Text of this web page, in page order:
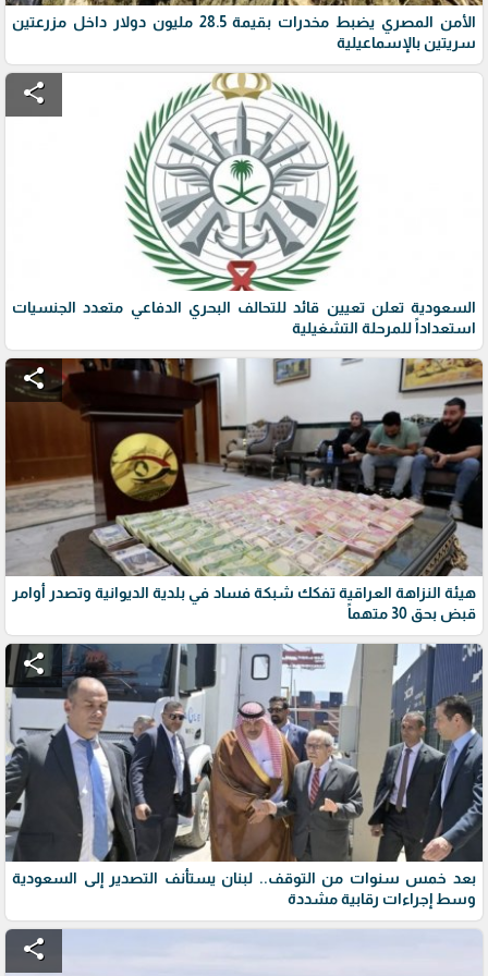
الأمن المصري يضبط مخدرات بقيمة 28.5 مليون دولار داخل مزرعتين
سريتين بالإسماعيلية
share
السعودية تعلن تعيين قائد للتحالف البحري الدفاعي متعدد الجنسيات
استعداداً للمرحلة التشغيلية
share
هيئة النزاهة العراقية تفكك شبكة فساد في بلدية الديوانية وتصدر أوامر
قبض بحق 30 متهماً
share
بعد خمس سنوات من التوقف.. لبنان يستأنف التصدير إلى السعودية
وسط إجراءات رقابية مشددة
share